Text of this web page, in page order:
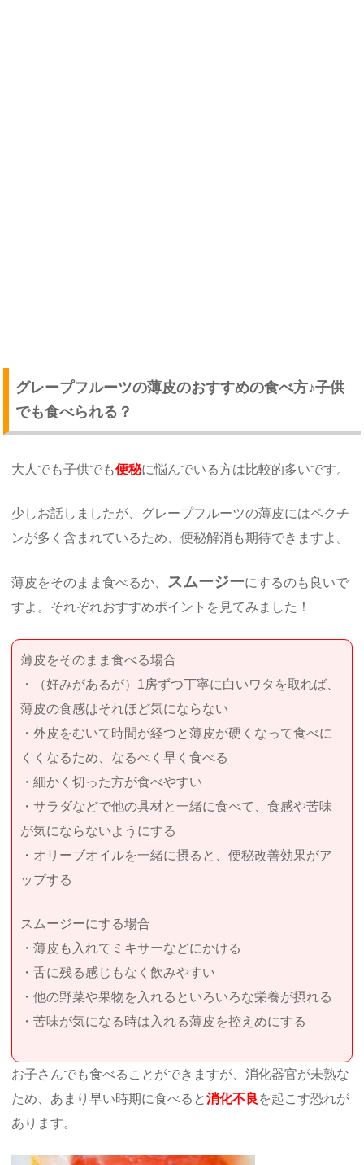
グレープフルーツの薄皮のおすすめの食べ方♪子供
でも食べられる？
大人でも子供でも便秘に悩んでいる方は比較的多いです。
少しお話しましたが、グレープフルーツの薄皮にはペクチ
ンが多く含まれているため、便秘解消も期待できますよ。
薄皮をそのまま食べるか、 スムージーにするのも良いで
すよ。それぞれおすすめポイントを見てみました！
薄皮をそのまま食べる場合
・（好みがあるが）1房ずつ丁寧に白いワタを取れば、
薄皮の食感はそれほど気にならない
・外皮をむいて時間が経つと薄皮が硬くなって食べに
くくなるため、なるべく早く食べる
・細かく切った方が食べやすい
・サラダなどで他の具材と一緒に食べて、食感や苦味
が気にならないようにする
・オリーブオイルを一緒に摂ると、便秘改善効果がア
ップする
スムージーにする場合
・薄皮も入れてミキサーなどにかける
・舌に残る感じもなく飲みやすい
・他の野菜や果物を入れるといろいろな栄養が摂れる
・苦味が気になる時は入れる薄皮を控えめにする
お子さんでも食べることができますが、消化器官が未熟な
ため、あまり早い時期に食べると消化不良 を起こす恐れが
あります。